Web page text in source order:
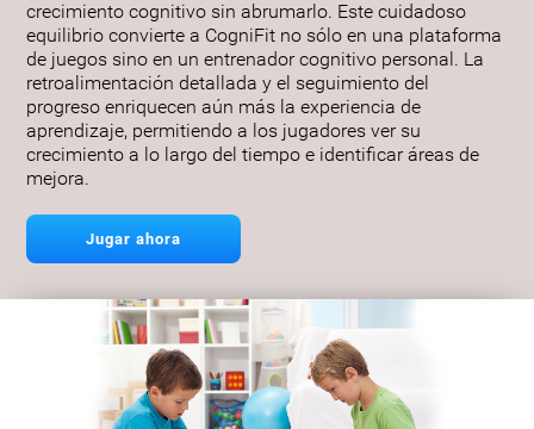
crecimiento cognitivo sin abrumarlo. Este cuidadoso
equilibrio convierte a CogniFit no sólo en una plataforma
de juegos sino en un entrenador cognitivo personal. La
retroalimentación detallada y el seguimiento del
progreso enriquecen aún más la experiencia de
aprendizaje, permitiendo a los jugadores ver su
crecimiento a lo largo del tiempo e identificar áreas de
mejora.
Jugar ahora